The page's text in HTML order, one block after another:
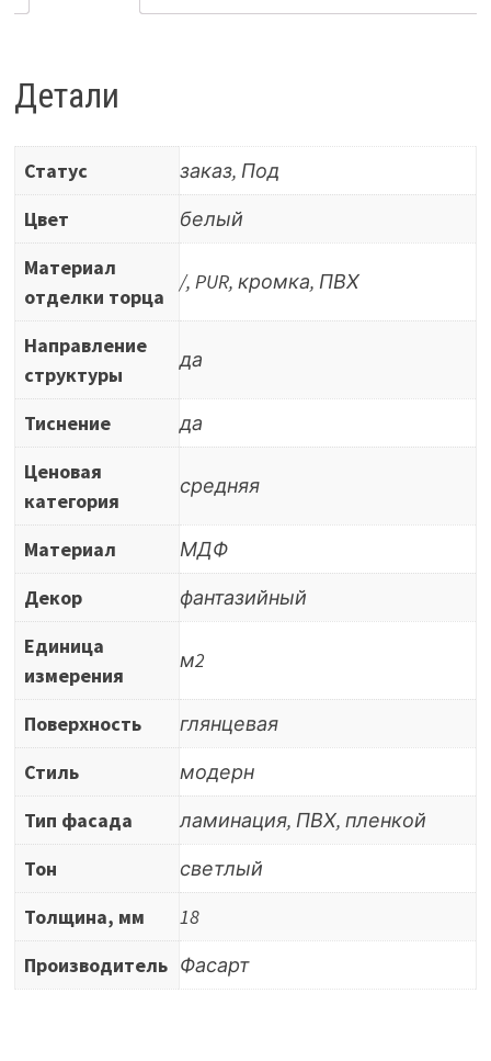
18
глянцевый,
Волна
белая-664
(односторонний)
PUR
Детали
Статус
заказ, Под
Цвет
белый
Материал
отделки торца
/, PUR, кромка, ПВХ
Направление
структуры
да
Тиснение
да
Ценовая
категория
средняя
Материал
МДФ
Декор
фантазийный
Единица
измерения
м2
Поверхность
глянцевая
Стиль
модерн
Тип фасада
ламинация, ПВХ, пленкой
Тон
светлый
Толщина, мм
18
Производитель Фасарт